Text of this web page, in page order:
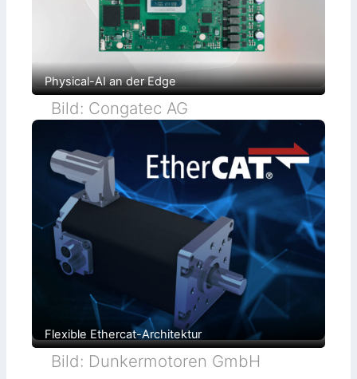
Physical-AI an der Edge
Bild: Congatec AG
Flexible Ethercat-Architektur
Bild: Dunkermotoren GmbH